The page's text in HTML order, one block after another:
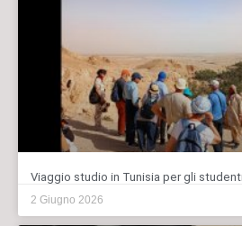
Viaggio studio in Tunisia per gli
2 Giugno 2026